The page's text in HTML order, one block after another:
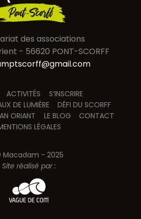
des associations
- 56620 PONT-SCORFF
ACTIVITÉS
S’INSCRIRE
DE LUMIÈRE
DÉFI DU SCORFF
ORIANT
LE BLOG
CONTACT
LÉGALES
Macadam - 2025
Site réalisé par :